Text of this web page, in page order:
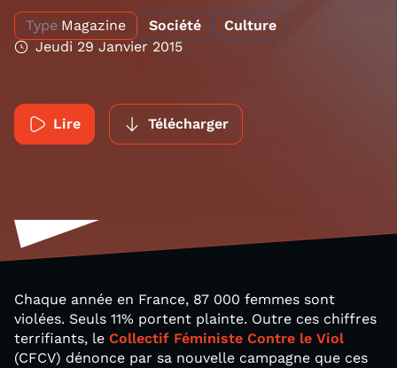
Type Magazine Société
Culture
Jeudi 29 Janvier 2015
Lire Télécharger
Chaque année en France, 87 000 femmes sont
violées. Seuls 11% portent plainte. Outre ces chiffres
terrifiants, le Collectif Féministe Contre le Viol
(CFCV) dénonce par sa nouvelle campagne que ces